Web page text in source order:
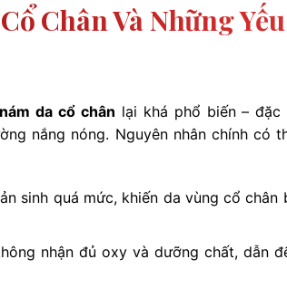
Chân Và Những
nám da cổ chân lại khá phổ biến –
nắng nóng. Nguyên nhân chính có
sinh quá mức, khiến da vùng cổ chân
nhận đủ oxy và dưỡng chất, dẫn